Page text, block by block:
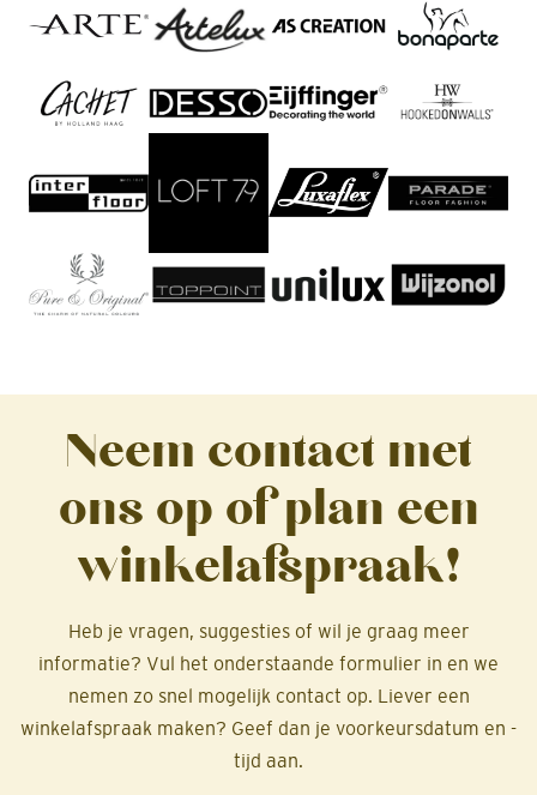
Neem contact met
ons op of plan een
winkelafspraak!
Heb je vragen, suggesties of wil je graag meer
informatie? Vul het onderstaande formulier in en we
nemen zo snel mogelijk contact op. Liever een
winkelafspraak maken? Geef dan je voorkeursdatum en -
tijd aan.